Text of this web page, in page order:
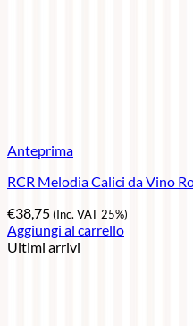
Anteprima
RCR Melodia Calici da Vino
€38,75(Inc. VAT 25%)
Aggiungi al carrello
Ultimi arrivi